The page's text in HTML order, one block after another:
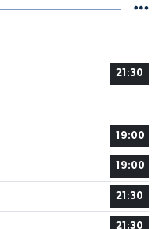
21:30
19:00
19:00
21:30
21:30